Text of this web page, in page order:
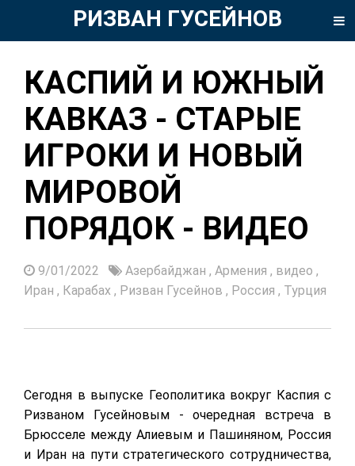
РИЗВАН ГУСЕЙНОВ
КАСПИЙ И ЮЖНЫЙ
КАВКАЗ - СТАРЫЕ
ИГРОКИ И НОВЫЙ
МИРОВОЙ
ПОРЯДОК - ВИДЕО
9/01/2022 Азербайджан , Армения , видео ,
Иран , Карабах , Ризван Гусейнов , Россия , Турция
Сегодня в выпуске Геополитика вокруг Каспия с
Ризваном Гусейновым - очередная встреча в
Брюсселе между Алиевым и Пашиняном, Россия
и Иран на пути стратегического сотрудничества,